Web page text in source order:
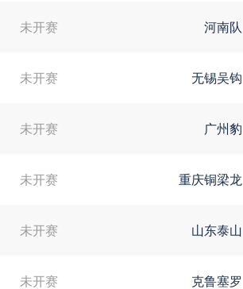
未开赛 河南队
未开赛 无锡吴钩
未开赛 广州豹
未开赛 重庆铜梁龙
未开赛 山东泰山
未开赛 克鲁塞罗